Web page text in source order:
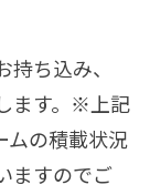
ち込み、
ます。※上記
ムの積載状況
ますのでご